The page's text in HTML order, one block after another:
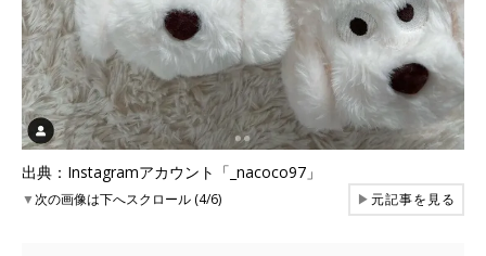
出典：Instagramアカウント「_nacoco97」
▼次の画像は下へスクロール (4/6) ▶元記事を見る